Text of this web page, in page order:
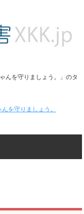
んを守りましょう。」のタ
を守りましょう。